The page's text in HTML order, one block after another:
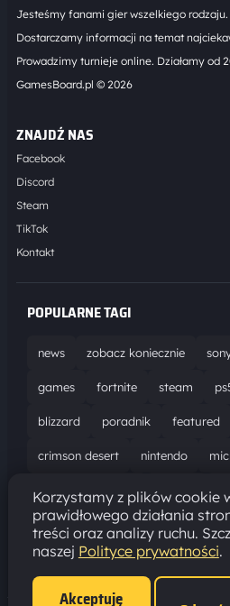
Jesteśmy fanami gier wszelkiego rodzaju.
Dostarczamy informacji na temat
Prowadzimy turnieje online. Działamy od
GamesBoard.pl © 2026
ZNAJDŹ NAS
Facebook
Discord
Steam
TikTok
Kontakt
POPULARNE TAGI
news zobacz koniecznie
games fortnite steam
blizzard poradnik featured
crimson desert nintendo
world of warcraft solucja
bungie recenzja resident
aktualizacja pc epic games
Korzystamy z plików cookie
prawidłowego działania
treści oraz analizy ruchu.
naszej Polityce prywatności.
Akceptuję